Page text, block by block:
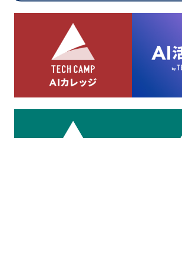
当社は第三者が運営するデータ・マネジメン
ームからcookieにより収集されたウェブの閲覧
析結果を取得し、これをお客様の個人データと
で、広告配信等の目的で利用いたします。